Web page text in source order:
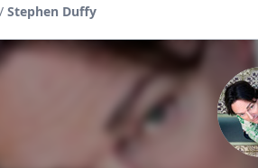
/ Stephen Duffy